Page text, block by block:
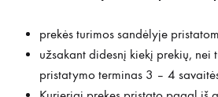
prekės turimos sandėlyje
užsakant didesnį kiekį prekių, nei
pristatymo terminas 3 – 4